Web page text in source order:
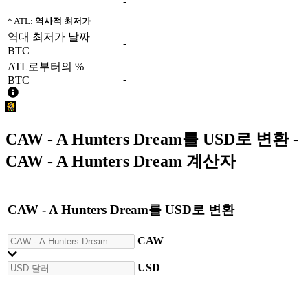
* ATL: 역사적 최저가
역대 최저가 날짜
BTC
-
ATL로부터의 %
BTC
-
CAW - A Hunters Dream를 USD로 변환 -
CAW - A Hunters Dream 계산자
CAW - A Hunters Dream를 USD로 변환
CAW
USD